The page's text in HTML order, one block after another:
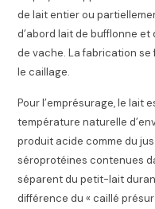
de lait entier ou
d’abord lait de bufflonne
de vache. La fabrication se
le caillage.
Pour l’emprésurage, le lait
température naturelle
produit acide comme du
séroprotéines contenues
séparent du petit-lait
différence du « caillé